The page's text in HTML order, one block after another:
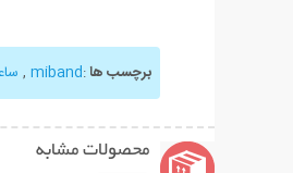
برچسب ها:
miband
,
محصولات مشابه